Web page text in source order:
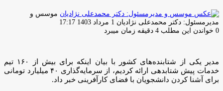
موسس و
مدیرمسئول: دکتر محمدعلی نژادیان ارسال
ایمیل
1 مرداد 1403 17:17
0 خواندن این مطلب 4 دقیقه زمان میبرد
مدیر یکی از شتابنده‌های کشور با بیان اینکه برای بیش از ۱۶۰ تیم
خدمات پیش شتابدهی ارائه کردیم، از سرمایه‌گذاری ۴۰ میلیارد تومانی
برای آشنا کردن دانشجویان با فضای کارآفرینی خبر داد.